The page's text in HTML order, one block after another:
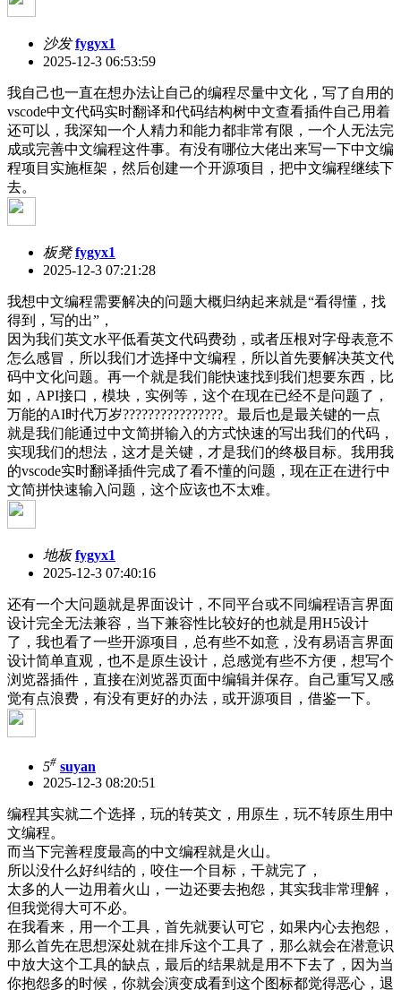
沙发 fygyx1
2025-12-3 06:53:59
我自己也一直在想办法让自己的编程尽量中文化，写了自用的
vscode中文代码实时翻译和代码结构树中文查看插件自己用着
还可以，我深知一个人精力和能力都非常有限，一个人无法完
成或完善中文编程这件事。有没有哪位大佬出来写一下中文编
程项目实施框架，然后创建一个开源项目，把中文编程继续下
去。
板凳 fygyx1
2025-12-3 07:21:28
我想中文编程需要解决的问题大概归纳起来就是“看得懂，找
得到，写的出”，
因为我们英文水平低看英文代码费劲，或者压根对字母表意不
怎么感冒，所以我们才选择中文编程，所以首先要解决英文代
码中文化问题。再一个就是我们能快速找到我们想要东西，比
如，API接口，模块，实例等，这个在现在已经不是问题了，
万能的AI时代万岁????????????????。最后也是最关键的一点
就是我们能通过中文简拼输入的方式快速的写出我们的代码，
实现我们的想法，这才是关键，才是我们的终极目标。我用我
的vscode实时翻译插件完成了看不懂的问题，现在正在进行中
文简拼快速输入问题，这个应该也不太难。
地板 fygyx1
2025-12-3 07:40:16
还有一个大问题就是界面设计，不同平台或不同编程语言界面
设计完全无法兼容，当下兼容性比较好的也就是用H5设计
了，我也看了一些开源项目，总有些不如意，没有易语言界面
设计简单直观，也不是原生设计，总感觉有些不方便，想写个
浏览器插件，直接在浏览器页面中编辑并保存。自己重写又感
觉有点浪费，有没有更好的办法，或开源项目，借鉴一下。
5# suyan
2025-12-3 08:20:51
编程其实就二个选择，玩的转英文，用原生，玩不转原生用中
文编程。
而当下完善程度最高的中文编程就是火山。
所以没什么好纠结的，咬住一个目标，干就完了，
太多的人一边用着火山，一边还要去抱怨，其实我非常理解，
但我觉得大可不必。
在我看来，用一个工具，首先就要认可它，如果内心去抱怨，
那么首先在思想深处就在排斥这个工具了，那么就会在潜意识
中放大这个工具的缺点，最后的结果就是用不下去了，因为当
你抱怨多的时候，你就会演变成看到这个图标都觉得恶心，退